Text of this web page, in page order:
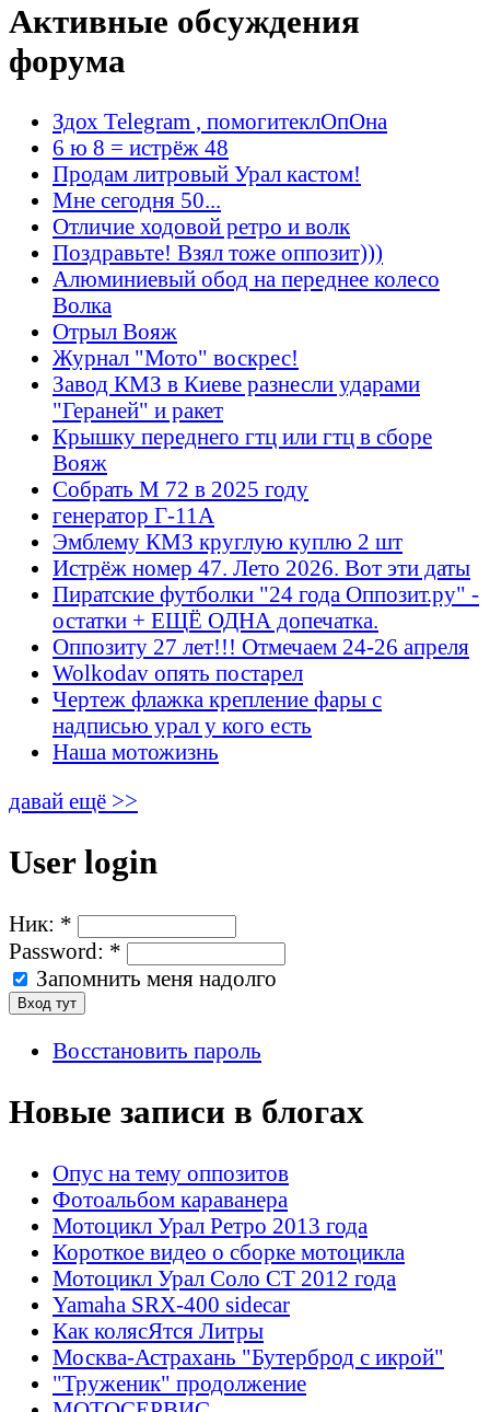
Активные обсуждения
форума
Здох Telegram , помогитеклОпОна
6 ю 8 = истрёж 48
Продам литровый Урал кастом!
Мне сегодня 50...
Отличие ходовой ретро и волк
Поздравьте! Взял тоже оппозит)))
Алюминиевый обод на переднее колесо
Волка
Отрыл Вояж
Журнал "Мото" воскрес!
Завод КМЗ в Киеве разнесли ударами
"Гераней" и ракет
Крышку переднего гтц или гтц в сборе
Вояж
Собрать М 72 в 2025 году
генератор Г-11А
Эмблему КМЗ круглую куплю 2 шт
Истрёж номер 47. Лето 2026. Вот эти даты
Пиратские футболки "24 года Оппозит.ру" -
остатки + ЕЩЁ ОДНА допечатка.
Оппозиту 27 лет!!! Отмечаем 24-26 апреля
Wolkodav опять постарел
Чертеж флажка крепление фары с
надписью урал у кого есть
Наша мотожизнь
давай ещё >>
User login
Ник: *
Password: *
Запомнить меня надолго
Восстановить пароль
Новые записи в блогах
Опус на тему оппозитов
Фотоальбом караванера
Мотоцикл Урал Ретро 2013 года
Короткое видео о сборке мотоцикла
Мотоцикл Урал Соло СТ 2012 года
Yamaha SRX-400 sidecar
Как колясЯтся Литры
Москва-Астрахань "Бутерброд с икрой"
"Труженик" продолжение